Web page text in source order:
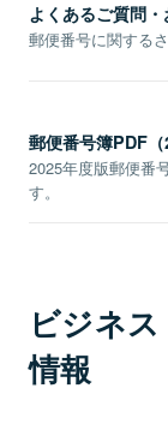
よくあるご質問
郵便番号に関する
郵便番号簿PDF（
2025年度版郵便番
す。
ビジネ
情報